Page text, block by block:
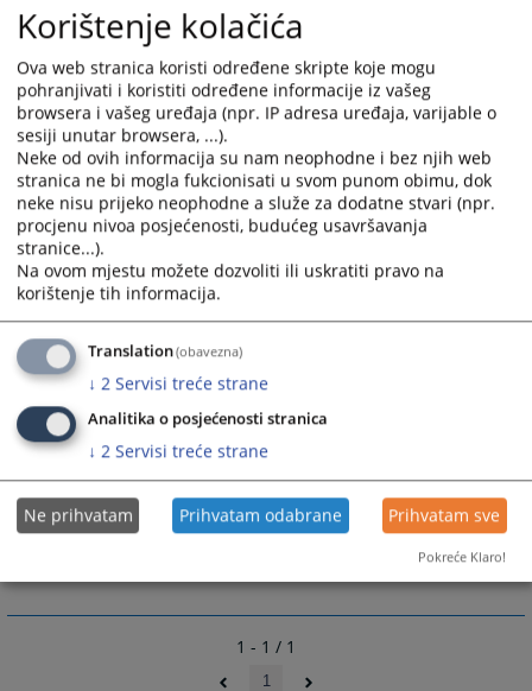
035/ 560-487
Računovodstvo suda:
035/ 560-494
Sudski izvršitelji:
035/ 560-486
Zemljišnoknjižni ured:
035/817-417
ili za sve zaposlene u Općinskom sudu u Gradačcu
ime.prezime@pravosudje.ba
marko.maric@pravosudje.ba
10673PREGLEDA
1 - 1 / 1
1
Korištenje kolačića
Ova web stranica koristi određene skripte koje mogu
pohranjivati i koristiti određene informacije iz vašeg
browsera i vašeg uređaja (npr. IP adresa uređaja, varijable o
sesiji unutar browsera, ...).
Neke od ovih informacija su nam neophodne i bez njih web
stranica ne bi mogla fukcionisati u svom punom obimu, dok
neke nisu prijeko neophodne a služe za dodatne stvari (npr.
procjenu nivoa posjećenosti, budućeg usavršavanja
stranice...).
Na ovom mjestu možete dozvoliti ili uskratiti pravo na
korištenje tih informacija.
Translation(obavezna)
↓ 2 Servisi treće strane
Analitika o posjećenosti stranica
↓ 2 Servisi treće strane
Ne prihvatam Prihvatam odabrane Prihvatam sve
Pokreće Klaro!